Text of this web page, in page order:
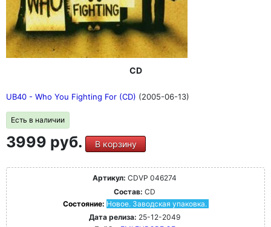
CD
UB40 - Who You Fighting For (CD) (2005-06-13)
Есть в наличии
3999 руб. В корзину
Артикул: CDVP 046274
Состав: CD
Состояние: Новое. Заводская упаковка.
Дата релиза: 25-12-2049